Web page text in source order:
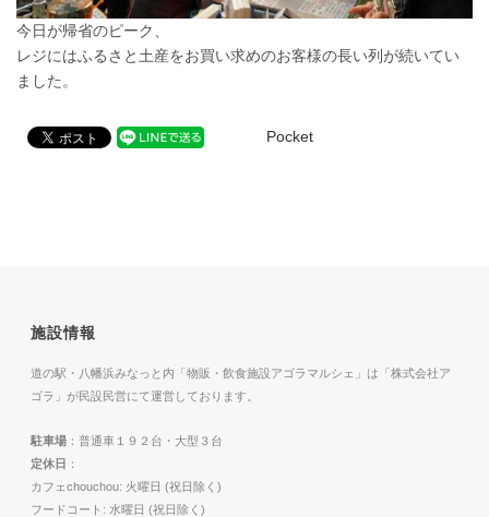
今日が帰省のピーク、
レジにはふるさと土産をお買い求めのお客様の長い列が続いてい
ました。
Pocket
施設情報
道の駅・八幡浜みなっと内「物販・飲食施設アゴラマルシェ」は「株式会社ア
ゴラ」が民設民営にて運営しております。
駐車場 ：普通車１９２台・大型３台
定休日 ：
カフェchouchou: 火曜日 (祝日除く)
フードコート: 水曜日 (祝日除く)